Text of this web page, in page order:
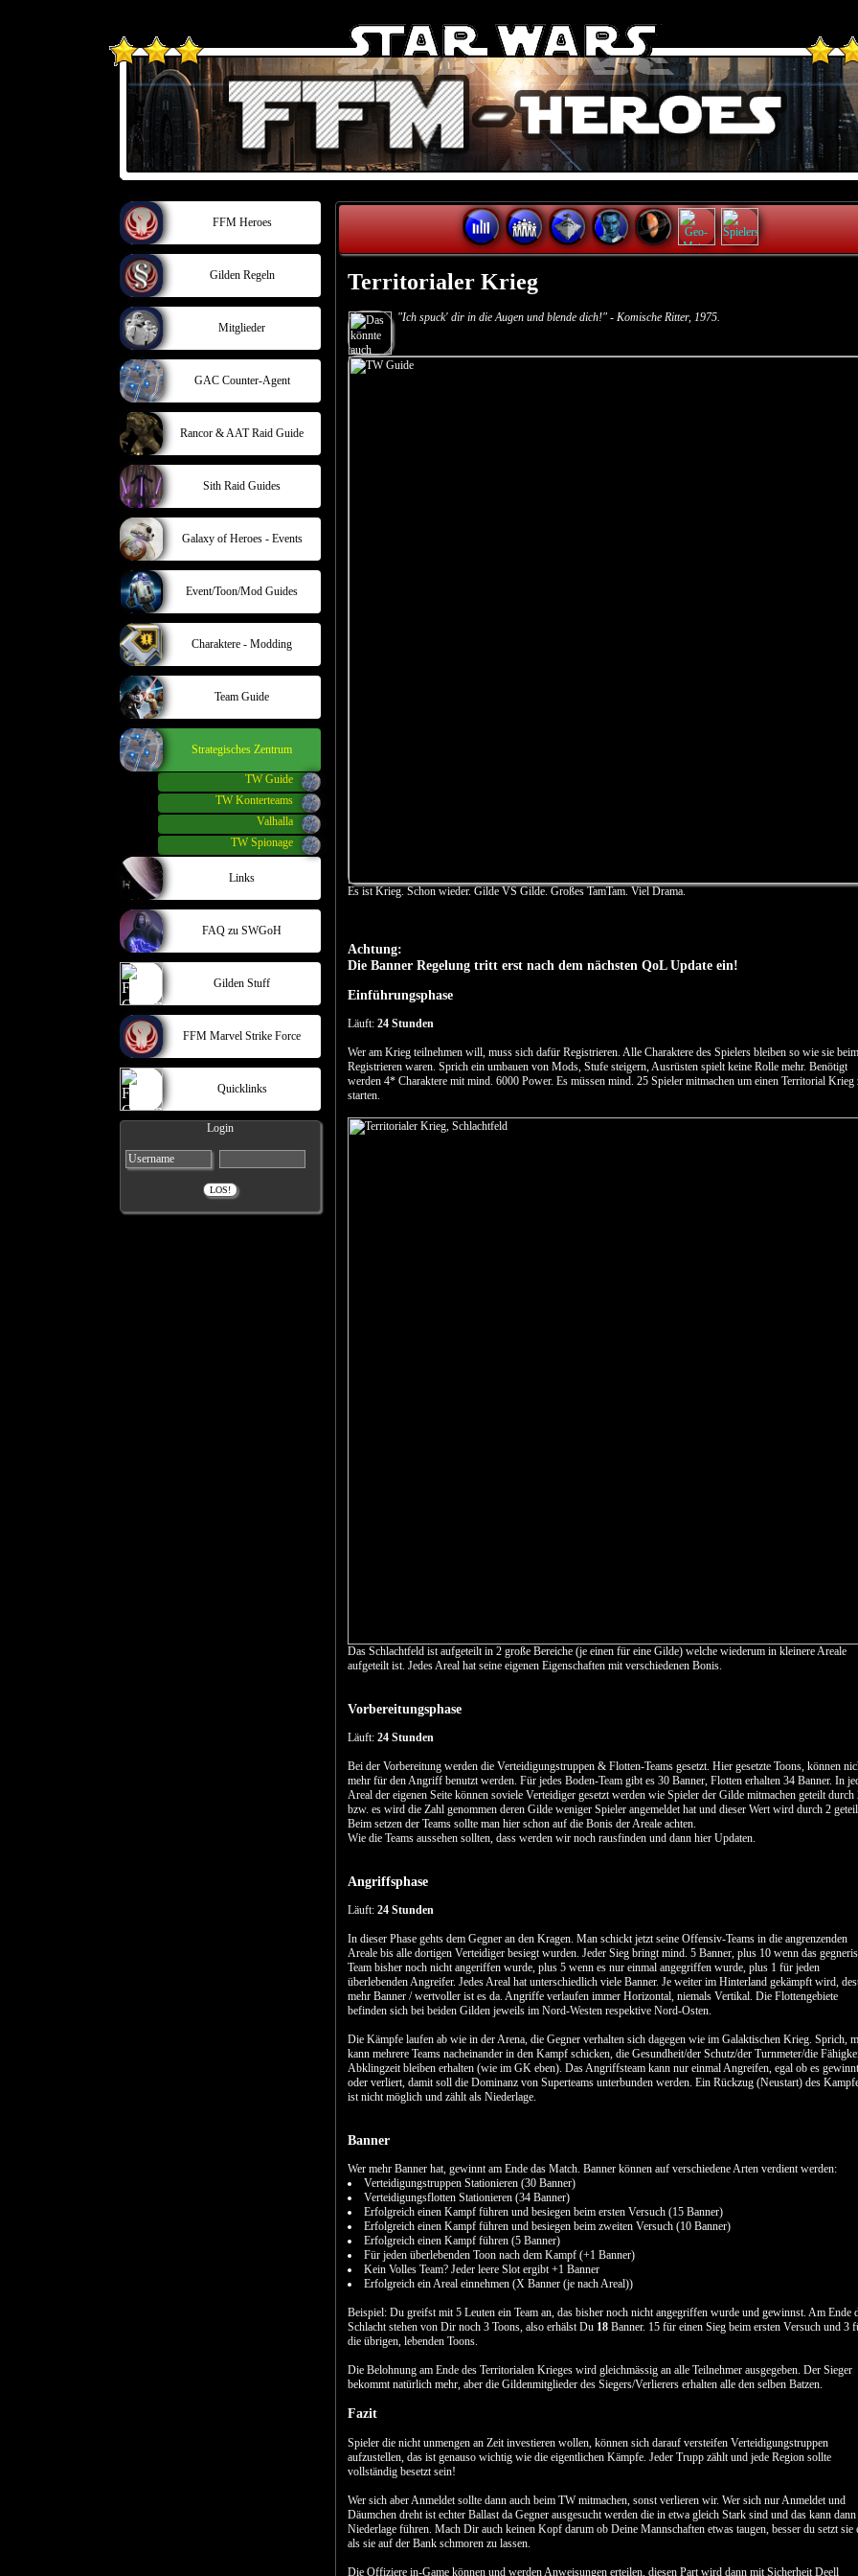
FFM Heroes
Gilden Regeln
Mitglieder
GAC Counter-Agent
Rancor & AAT Raid Guide
Sith Raid Guides
Galaxy of Heroes - Events
Event/Toon/Mod Guides
Charaktere - Modding
Team Guide
Strategisches Zentrum
TW Guide
TW Konterteams
Valhalla
TW Spionage
Links
FAQ zu SWGoH
Gilden Stuff
FFM Marvel Strike Force
Quicklinks
Login
Territorialer Krieg
"Ich spuck' dir in die Augen und blende dich!" - Komische Ritter, 1975.
Es ist Krieg. Schon wieder. Gilde VS Gilde. Großes TamTam. Viel Drama.
Achtung:
Die Banner Regelung tritt erst nach dem nächsten QoL Update ein!
Einführungsphase
Läuft: 24 Stunden
Wer am Krieg teilnehmen will, muss sich dafür Registrieren. Alle Charaktere des Spielers bleiben so wie sie beim
Registrieren waren. Sprich ein umbauen von Mods, Stufe steigern, Ausrüsten spielt keine Rolle mehr. Benötigt
werden 4* Charaktere mit mind. 6000 Power. Es müssen mind. 25 Spieler mitmachen um einen Territorial Krieg
starten.
Das Schlachtfeld ist aufgeteilt in 2 große Bereiche (je einen für eine Gilde) welche wiederum in kleinere Areale
aufgeteilt ist. Jedes Areal hat seine eigenen Eigenschaften mit verschiedenen Bonis.
Vorbereitungsphase
Läuft: 24 Stunden
Bei der Vorbereitung werden die Verteidigungstruppen & Flotten-Teams gesetzt. Hier gesetzte Toons, können
mehr für den Angriff benutzt werden. Für jedes Boden-Team gibt es 30 Banner, Flotten erhalten 34 Banner. In
Areal der eigenen Seite können soviele Verteidiger gesetzt werden wie Spieler der Gilde mitmachen geteilt durch
bzw. es wird die Zahl genommen deren Gilde weniger Spieler angemeldet hat und dieser Wert wird durch 2
Beim setzen der Teams sollte man hier schon auf die Bonis der Areale achten.
Wie die Teams aussehen sollten, dass werden wir noch rausfinden und dann hier Updaten.
Angriffsphase
Läuft: 24 Stunden
In dieser Phase gehts dem Gegner an den Kragen. Man schickt jetzt seine Offensiv-Teams in die angrenzenden
Areale bis alle dortigen Verteidiger besiegt wurden. Jeder Sieg bringt mind. 5 Banner, plus 10 wenn das
Team bisher noch nicht angeriffen wurde, plus 5 wenn es nur einmal angegriffen wurde, plus 1 für jeden
überlebenden Angreifer. Jedes Areal hat unterschiedlich viele Banner. Je weiter im Hinterland gekämpft wird,
mehr Banner / wertvoller ist es da. Angriffe verlaufen immer Horizontal, niemals Vertikal. Die Flottengebiete
befinden sich bei beiden Gilden jeweils im Nord-Westen respektive Nord-Osten.
Die Kämpfe laufen ab wie in der Arena, die Gegner verhalten sich dagegen wie im Galaktischen Krieg. Sprich,
kann mehrere Teams nacheinander in den Kampf schicken, die Gesundheit/der Schutz/der Turnmeter/die
Abklingzeit bleiben erhalten (wie im GK eben). Das Angriffsteam kann nur einmal Angreifen, egal ob es gewinnt
oder verliert, damit soll die Dominanz von Superteams unterbunden werden. Ein Rückzug (Neustart) des
ist nicht möglich und zählt als Niederlage.
Banner
Wer mehr Banner hat, gewinnt am Ende das Match. Banner können auf verschiedene Arten verdient werden:
Verteidigungstruppen Stationieren (30 Banner)
Verteidigungsflotten Stationieren (34 Banner)
Erfolgreich einen Kampf führen und besiegen beim ersten Versuch (15 Banner)
Erfolgreich einen Kampf führen und besiegen beim zweiten Versuch (10 Banner)
Erfolgreich einen Kampf führen (5 Banner)
Für jeden überlebenden Toon nach dem Kampf (+1 Banner)
Kein Volles Team? Jeder leere Slot ergibt +1 Banner
Erfolgreich ein Areal einnehmen (X Banner (je nach Areal))
Beispiel: Du greifst mit 5 Leuten ein Team an, das bisher noch nicht angegriffen wurde und gewinnst. Am Ende
Schlacht stehen von Dir noch 3 Toons, also erhälst Du 18 Banner. 15 für einen Sieg beim ersten Versuch und 3
die übrigen, lebenden Toons.
Die Belohnung am Ende des Territorialen Krieges wird gleichmässig an alle Teilnehmer ausgegeben. Der Sieger
bekommt natürlich mehr, aber die Gildenmitglieder des Siegers/Verlierers erhalten alle den selben Batzen.
Fazit
Spieler die nicht unmengen an Zeit investieren wollen, können sich darauf versteifen Verteidigungstruppen
aufzustellen, das ist genauso wichtig wie die eigentlichen Kämpfe. Jeder Trupp zählt und jede Region sollte
vollständig besetzt sein!
Wer sich aber Anmeldet sollte dann auch beim TW mitmachen, sonst verlieren wir. Wer sich nur Anmeldet und
Däumchen dreht ist echter Ballast da Gegner ausgesucht werden die in etwa gleich Stark sind und das kann
Niederlage führen. Mach Dir auch keinen Kopf darum ob Deine Mannschaften etwas taugen, besser du setzt sie
als sie auf der Bank schmoren zu lassen.
Die Offiziere in-Game können und werden Anweisungen erteilen, diesen Part wird dann mit Sicherheit Deell